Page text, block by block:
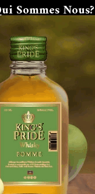
Sommes Nous?